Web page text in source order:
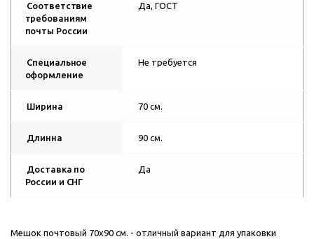
Соответствие
требованиям
почты России
Да, ГОСТ
Специальное
оформление
Не требуется
Ширина 70 см.
Длинна 90 см.
Доставка по
России и СНГ
Да
Мешок почтовый 70х90 см. - отличный вариант для упаковки